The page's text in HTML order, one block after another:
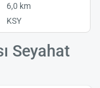
6,0 km
KSY
Seyahat